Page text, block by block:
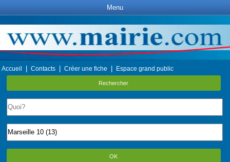
Menu
Accueil Contacts Créer une fiche Espace grand public
Rechercher
OK